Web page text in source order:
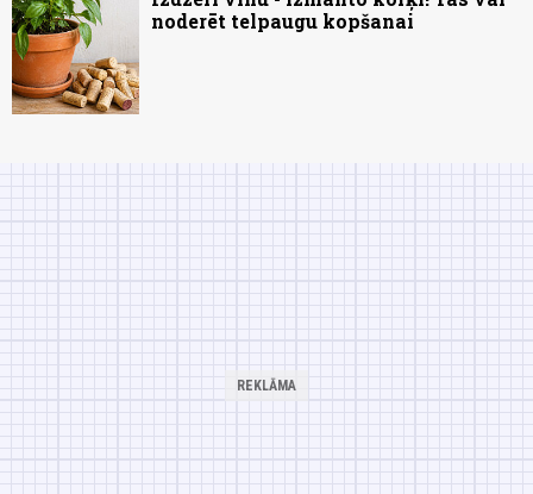
noderēt telpaugu kopšanai